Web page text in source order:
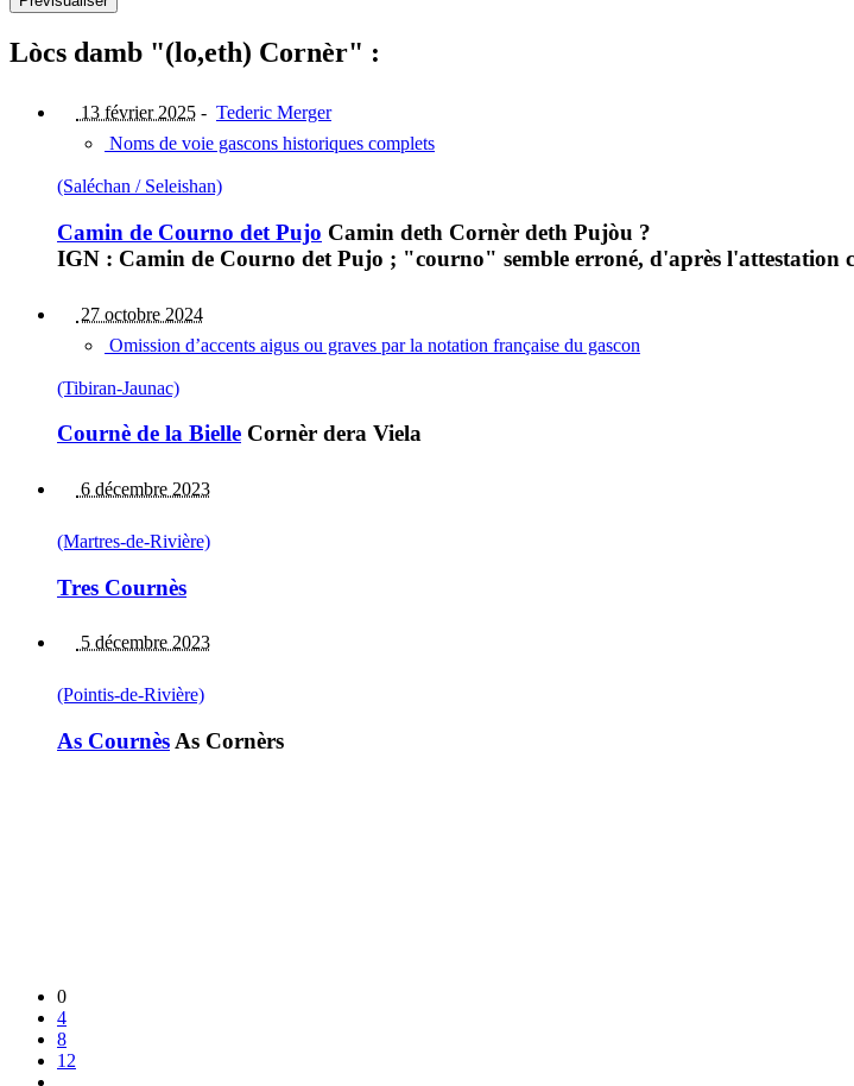
Lòcs damb "(lo,eth) Cornèr" :
13 février 2025 - Tederic Merger
Noms de voie gascons historiques complets
(Saléchan / Seleishan)
Camin de Courno det Pujo Camin deth Cornèr deth Pujòu ?
IGN : Camin de Courno det Pujo ; "courno" semble erroné, d'après l'attestation
27 octobre 2024
Omission d’accents aigus ou graves par la notation française du gascon
(Tibiran-Jaunac)
Cournè de la Bielle Cornèr dera Viela
6 décembre 2023
(Martres-de-Rivière)
Tres Cournès
5 décembre 2023
(Pointis-de-Rivière)
As Cournès As Cornèrs
0
4
8
12